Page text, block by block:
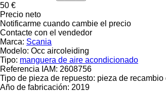
50 €
Precio neto
Notificarme cuando cambie el precio
Contacte con el vendedor
Marca: Scania
Modelo: Occ aircoleiding
Tipo: manguera de aire acondicionado
Referencia IAM: 2608756
Tipo de pieza de repuesto: pieza de recambio
Año de fabricación: 2019